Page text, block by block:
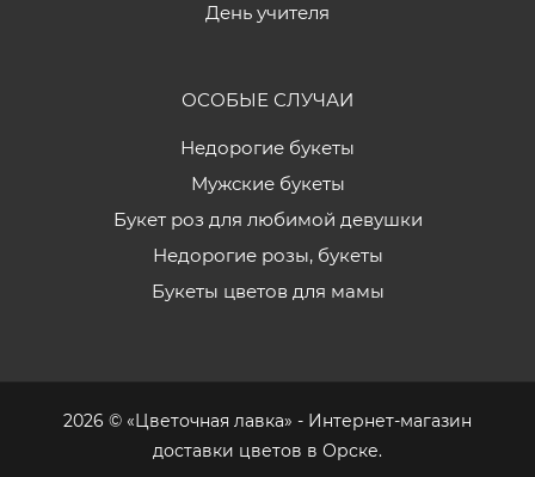
День учителя
ОСОБЫЕ СЛУЧАИ
Недорогие букеты
Мужские букеты
Букет роз для любимой девушки
Недорогие розы, букеты
Букеты цветов для мамы
2026 © «Цветочная лавка» - Интернет-магазин
доставки цветов в Орске.